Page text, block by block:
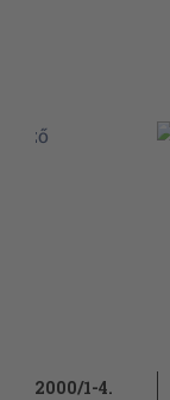
2000/1-4.